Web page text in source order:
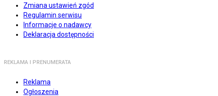
Zmiana ustawień zgód
Regulamin serwisu
Informacje o nadawcy
Deklaracja dostępności
REKLAMA I PRENUMERATA
Reklama
Ogłoszenia